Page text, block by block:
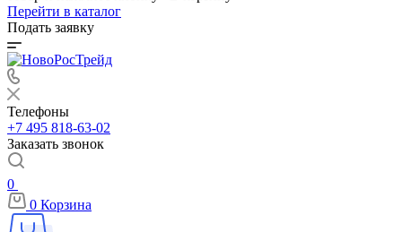
Перейти в каталог
Подать заявку
Телефоны
+7 495 818-63-02
Заказать звонок
0
0 Корзина